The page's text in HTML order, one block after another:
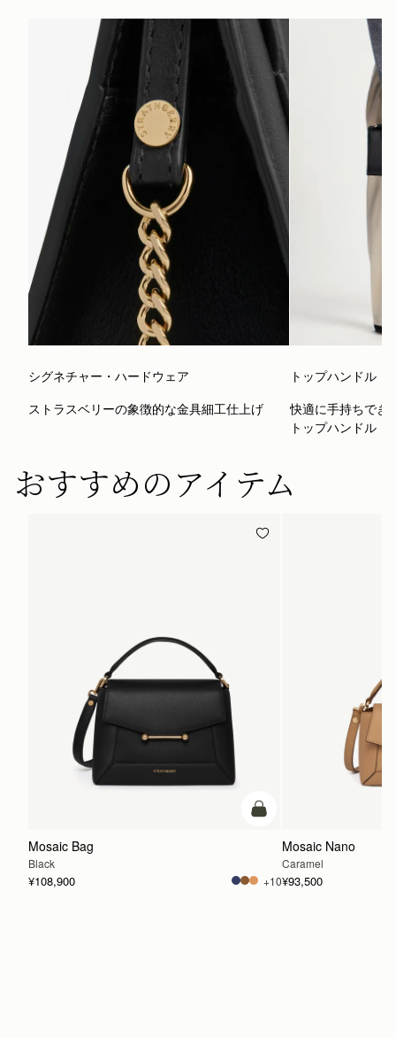
シグネチャー・ハードウェア
ストラスベリーの象徴的な金具細工仕上げ
トップハンドル
快適に手持ちでき
トップハンドル
おすすめのアイテム
カートに追加
Mosaic Bag
Black
¥108,900 +10
Mosaic Nano
Caramel
¥93,500